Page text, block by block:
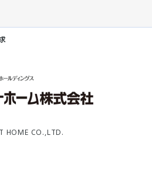
HOME CO.,LTD.